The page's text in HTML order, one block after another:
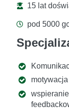
15 lat
pod 5000